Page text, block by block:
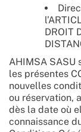
DROIT
AHIMSA SASU
les présentes
nouvelles
ou réservation,
dès la date où
connaissance